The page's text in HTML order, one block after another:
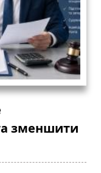
зменшити